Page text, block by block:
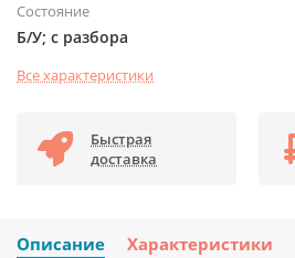
Состояние
Б/У; с разбора
Все характеристики
Быстрая
доставка
Описание Характеристики